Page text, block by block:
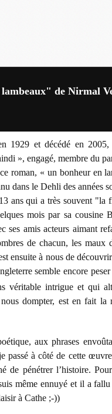
de Nirmal
1929 et décédé en
», engagé, membre du
roman, « un bonheur en
dans le Dehli des années
ans qui a très souvent "la
mois par sa cousine
ses amis acteurs aimant
de chacun, les
ensuite à nous de
semble encore
véritable intrigue et qui
dompter, est en fait
aux phrases
passé à côté de cette
de pénétrer l’histoire.
même ennuyé et il a
à Cathe ;-))